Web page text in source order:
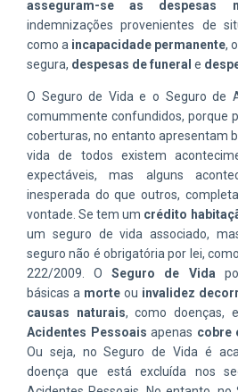
asseguram-se as despesas
indemnizações provenientes de
como a incapacidade permanente, o
segura, despesas de funeral e
O Seguro de Vida e o Seguro de
comummente confundidos, porque
coberturas, no entanto apresentam
vida de todos existem
expectáveis, mas alguns
inesperada do que outros,
vontade. Se tem um crédito
um seguro de vida associado,
seguro não é obrigatória por lei,
222/2009. OSeguro de Vida
básicas a morte ou invalidez
causas naturais, como doenças,
Acidentes Pessoais apenas cobre
Ou seja, no Seguro de Vida é
doença que está excluída nos